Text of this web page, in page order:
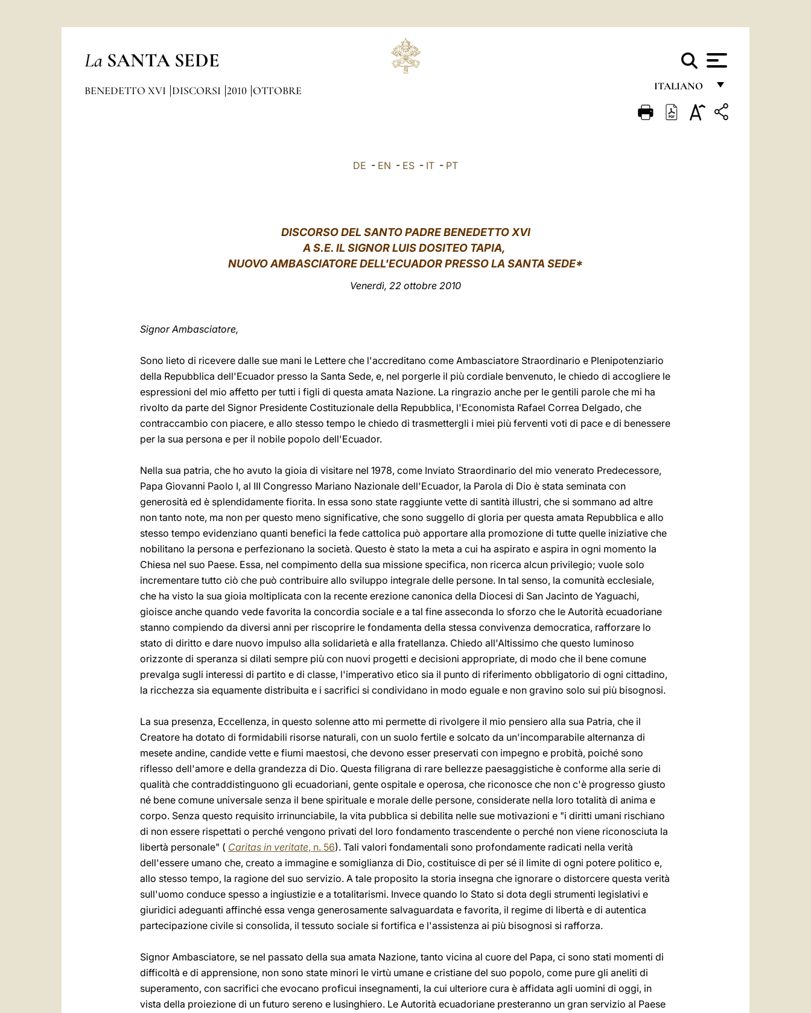
La SANTA SEDE
ITALIANO
FRANÇAIS
BENEDETTO XVI DISCORSI 2010 OTTOBRE
DE - EN - ES - IT - PT
DISCORSO DEL SANTO PADRE BENEDETTO XVI
A S.E. IL SIGNORLUIS DOSITEO TAPIA,
NUOVO AMBASCIATORE DELL'ECUADOR PRESSO LA SANTA SEDE*
Venerdì, 22 ottobre 2010
Signor Ambasciatore,
Sono lieto di ricevere dalle sue mani le Lettere che l'accreditano come Ambasciatore Straordinario e Plenipotenziario
della Repubblica dell'Ecuador presso la Santa Sede, e, nel porgerle il più cordiale benvenuto, le chiedo di accogliere le
espressioni del mio affetto per tutti i figli di questa amata Nazione. La ringrazio anche per le gentili parole che mi ha
rivolto da parte del Signor Presidente Costituzionale della Repubblica, l'Economista Rafael Correa Delgado, che
contraccambio con piacere, e allo stesso tempo le chiedo di trasmettergli i miei più ferventi voti di pace e di benessere
per la sua persona e per il nobile popolo dell'Ecuador.
Nella sua patria, che ho avuto la gioia di visitare nel 1978, come Inviato Straordinario del mio venerato Predecessore,
Papa Giovanni Paolo I, al III Congresso Mariano Nazionale dell'Ecuador, la Parola di Dio è stata seminata con
generosità ed è splendidamente fiorita. In essa sono state raggiunte vette di santità illustri, che si sommano ad altre
non tanto note, ma non per questo meno significative, che sono suggello di gloria per questa amata Repubblica e allo
stesso tempo evidenziano quanti benefici la fede cattolica può apportare alla promozione di tutte quelle iniziative che
nobilitano la persona e perfezionano la società. Questo è stato la meta a cui ha aspirato e aspira in ogni momento la
Chiesa nel suo Paese. Essa, nel compimento della sua missione specifica, non ricerca alcun privilegio; vuole solo
incrementare tutto ciò che può contribuire allo sviluppo integrale delle persone. In tal senso, la comunità ecclesiale,
che ha visto la sua gioia moltiplicata con la recente erezione canonica della Diocesi di San Jacinto de Yaguachi,
gioisce anche quando vede favorita la concordia sociale e a tal fine asseconda lo sforzo che le Autorità ecuadoriane
stanno compiendo da diversi anni per riscoprire le fondamenta della stessa convivenza democratica, rafforzare lo
stato di diritto e dare nuovo impulso alla solidarietà e alla fratellanza. Chiedo all'Altissimo che questo luminoso
orizzonte di speranza si dilati sempre più con nuovi progetti e decisioni appropriate, di modo che il bene comune
prevalga sugli interessi di partito e di classe, l'imperativo etico sia il punto di riferimento obbligatorio di ogni cittadino,
la ricchezza sia equamente distribuita e i sacrifici si condividano in modo eguale e non gravino solo sui più bisognosi.
La sua presenza, Eccellenza, in questo solenne atto mi permette di rivolgere il mio pensiero alla sua Patria, che il
Creatore ha dotato di formidabili risorse naturali, con un suolo fertile e solcato da un'incomparabile alternanza di
mesete andine, candide vette e fiumi maestosi, che devono esser preservati con impegno e probità, poiché sono
riflesso dell'amore e della grandezza di Dio. Questa filigrana di rare bellezze paesaggistiche è conforme alla serie di
qualità che contraddistinguono gli ecuadoriani, gente ospitale e operosa, che riconosce che non c'è progresso giusto
né bene comune universale senza il bene spirituale e morale delle persone, considerate nella loro totalità di anima e
corpo. Senza questo requisito irrinunciabile, la vita pubblica si debilita nelle sue motivazioni e "i diritti umani rischiano
di non essere rispettati o perché vengono privati del loro fondamento trascendente o perché non viene riconosciuta la
libertà personale" ( Caritas in veritate, n. 56). Tali valori fondamentali sono profondamente radicati nella verità
dell'essere umano che, creato a immagine e somiglianza di Dio, costituisce di per sé il limite di ogni potere politico e,
allo stesso tempo, la ragione del suo servizio. A tale proposito la storia insegna che ignorare o distorcere questa verità
sull'uomo conduce spesso a ingiustizie e a totalitarismi. Invece quando lo Stato si dota degli strumenti legislativi e
giuridici adeguanti affinché essa venga generosamente salvaguardata e favorita, il regime di libertà e di autentica
partecipazione civile si consolida, il tessuto sociale si fortifica e l'assistenza ai più bisognosi si rafforza.
Signor Ambasciatore, se nel passato della sua amata Nazione, tanto vicina al cuore del Papa, ci sono stati momenti di
difficoltà e di apprensione, non sono state minori le virtù umane e cristiane del suo popolo, come pure gli aneliti di
superamento, con sacrifici che evocano proficui insegnamenti, la cui ulteriore cura è affidata agli uomini di oggi, in
vista della proiezione di un futuro sereno e lusinghiero. Le Autorità ecuadoriane presteranno un gran servizio al Paese